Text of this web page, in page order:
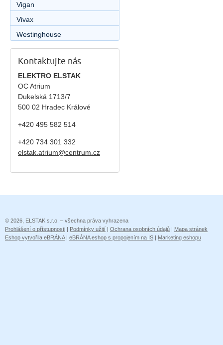
Vigan
Vivax
Westinghouse
Kontaktujte nás
ELEKTRO ELSTAK
OC Atrium
Dukelská 1713/7
500 02 Hradec Králové
+420 495 582 514
+420 734 301 332
elstak.atrium@centrum.cz
© 2026, ELSTAK s.r.o. – všechna práva vyhrazena
Prohlášení o přístupnosti | Podmínky užití | Ochrana osobních údajů | Mapa stránek
Eshop vytvořila eBRÁNA| eBRÁNA eshop s propojením na IS | Marketing eshopu